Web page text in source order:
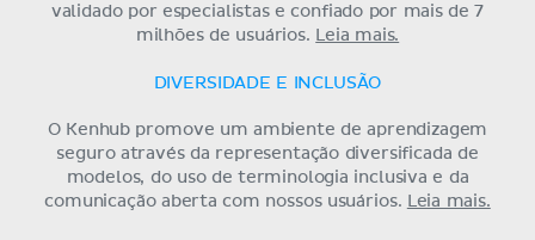
validado por especialistas e confiado por mais de 7
milhões de usuários. Leia mais.
DIVERSIDADE E INCLUSÃO
O Kenhub promove um ambiente de aprendizagem
seguro através da representação diversificada de
modelos, do uso de terminologia inclusiva e da
comunicação aberta com nossos usuários. Leia mais.